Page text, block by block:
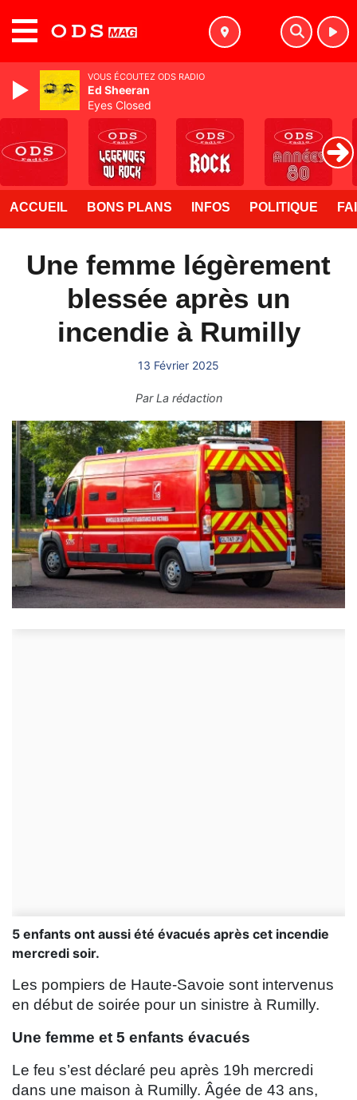
ACCUEIL BONS PLANS INFOS POLITIQUE
Une femme légèrement
blessée après un
incendie à Rumilly
13 Février 2025
ParLa rédaction
5 enfants ont aussi été évacués après cet incendie
mercredi soir.
Les pompiers de Haute-Savoie sont intervenus
en début de soirée pour un sinistre à Rumilly.
Une femme et 5 enfants évacués
Le feu s’est déclaré peu après 19h mercredi
dans une maison à Rumilly. Âgée de 43 ans,
VOUS ÉCOUTEZ ODS RADIO
Ed Sheeran
Eyes Closed